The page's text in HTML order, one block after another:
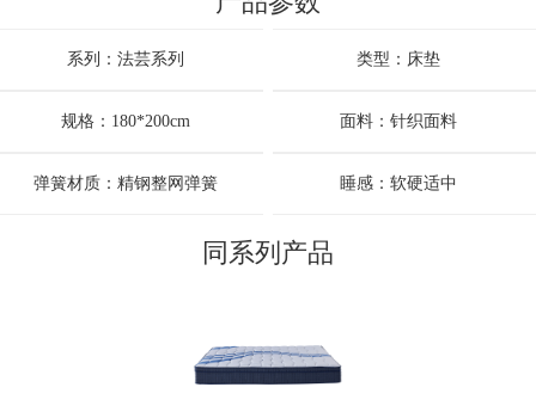
系列：法芸系列 类型：床垫
规格：180*200cm 面料：针织面料
弹簧材质：精钢整网弹簧 睡感：软硬适中
同系列产品